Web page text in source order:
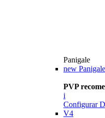
Panigale
new
PVP
i
Configurar
V4